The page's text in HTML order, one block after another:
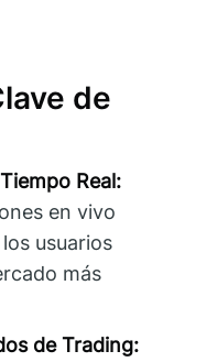
de
Real:
en vivo
usuarios
más
de Trading: